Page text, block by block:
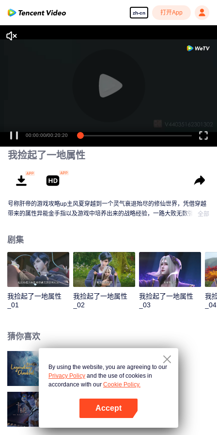
zh-cn 打开App
00:00:00/00:20:20
我捡起了一地属性
号称肝帝的游戏攻略up主风夏穿越到一个灵气衰退殆尽的修仙世界，凭借穿越
带来的属性异能金手指以及游戏中培养出来的战略经验，一路大败无数强敌，
的迫害，并复苏了玄元世界的天地灵气；玄元世界灵气复苏后，界外势力将玄
元世界视为一块肥肉，开始抢夺。为保此界安宁，风夏与尘海老祖携手弑神，
守护住了世界和平；但尘海老祖却因此不幸身逝，为找到使尘海老祖复生的办
法，风夏最终踏上了成神之路。
全部
剧集
我捡起了一地属性
_01
我捡起了一地属性
_02
我捡起了一地属性
_03
我
_04
猜你喜欢
雪鹰领主动漫
By using the website, you are agreeing to our
Privacy Policy and the use of cookies in
accordance with our Cookie Policy.
Accept